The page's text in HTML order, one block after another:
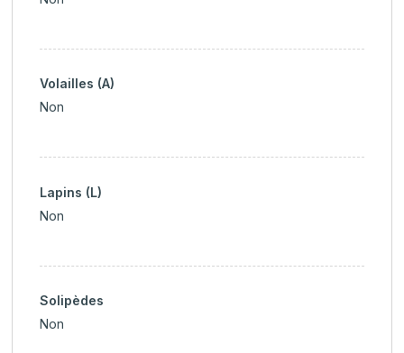
Volailles (A)
Non
Lapins (L)
Non
Solipèdes
Non